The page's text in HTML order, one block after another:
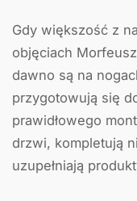
Gdy większość z
objęciach
dawno są na
przygotowują się
prawidłowego
drzwi, kompletują
uzupełniają